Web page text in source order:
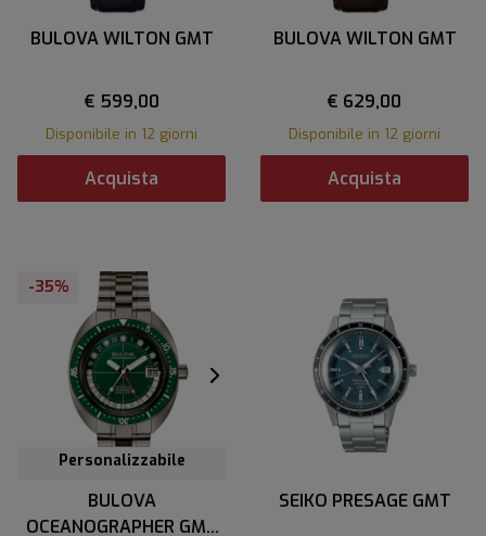
BULOVA WILTON GMT
€ 599,00
Disponibile in 12 giorni
Acquista
BULOVA WILTON GMT
€ 629,00
Disponibile in 12 giorni
Acquista
-35%
Personalizzabile
BULOVA
OCEANOGRAPHER GMT
SEIKO PRESAGE GMT